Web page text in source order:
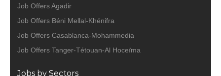
Job Offers Agadir
Job Offers Béni Mellal-Khénifra
Job Offers Casablanca-Mohammedia
Job Offers Tanger-Tétouan-Al Hoceïma
Jobs by Sectors